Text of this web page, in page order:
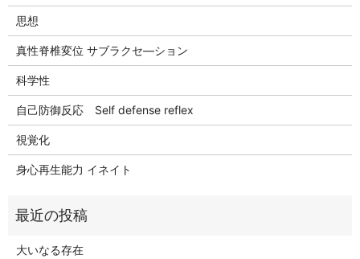
思想
真性脊椎変位 サブラクセ―ション
科学性
自己防御反応 Self defense reflex
視覚化
身心再生能力 イネイト
大いなる存在